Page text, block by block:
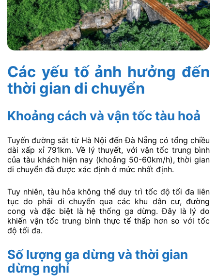
Các yếu tố ảnh hưởng đến
thời gian di chuyển
Khoảng cách và vận tốc tàu hoả
Tuyến đường sắt từ Hà Nội đến Đà Nẵng có tổng chiều
dài xấp xỉ 791km. Về lý thuyết, với vận tốc trung bình
của tàu khách hiện nay (khoảng 50-60km/h), thời gian
di chuyển đã được xác định ở mức nhất định.
Tuy nhiên, tàu hỏa không thể duy trì tốc độ tối đa liên
tục do phải di chuyển qua các khu dân cư, đường
cong và đặc biệt là hệ thống ga dừng. Đây là lý do
khiến vận tốc trung bình thực tế thấp hơn so với tốc
độ tối đa.
Số lượng ga dừng và thời gian
dừng nghỉ